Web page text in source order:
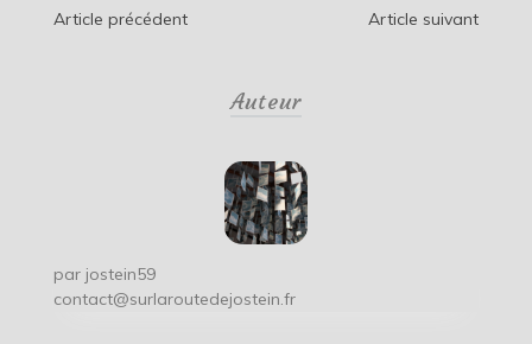
Navigation
Article précédent Article suivant
Auteur
par jostein59
contact@surlaroutedejostein.fr